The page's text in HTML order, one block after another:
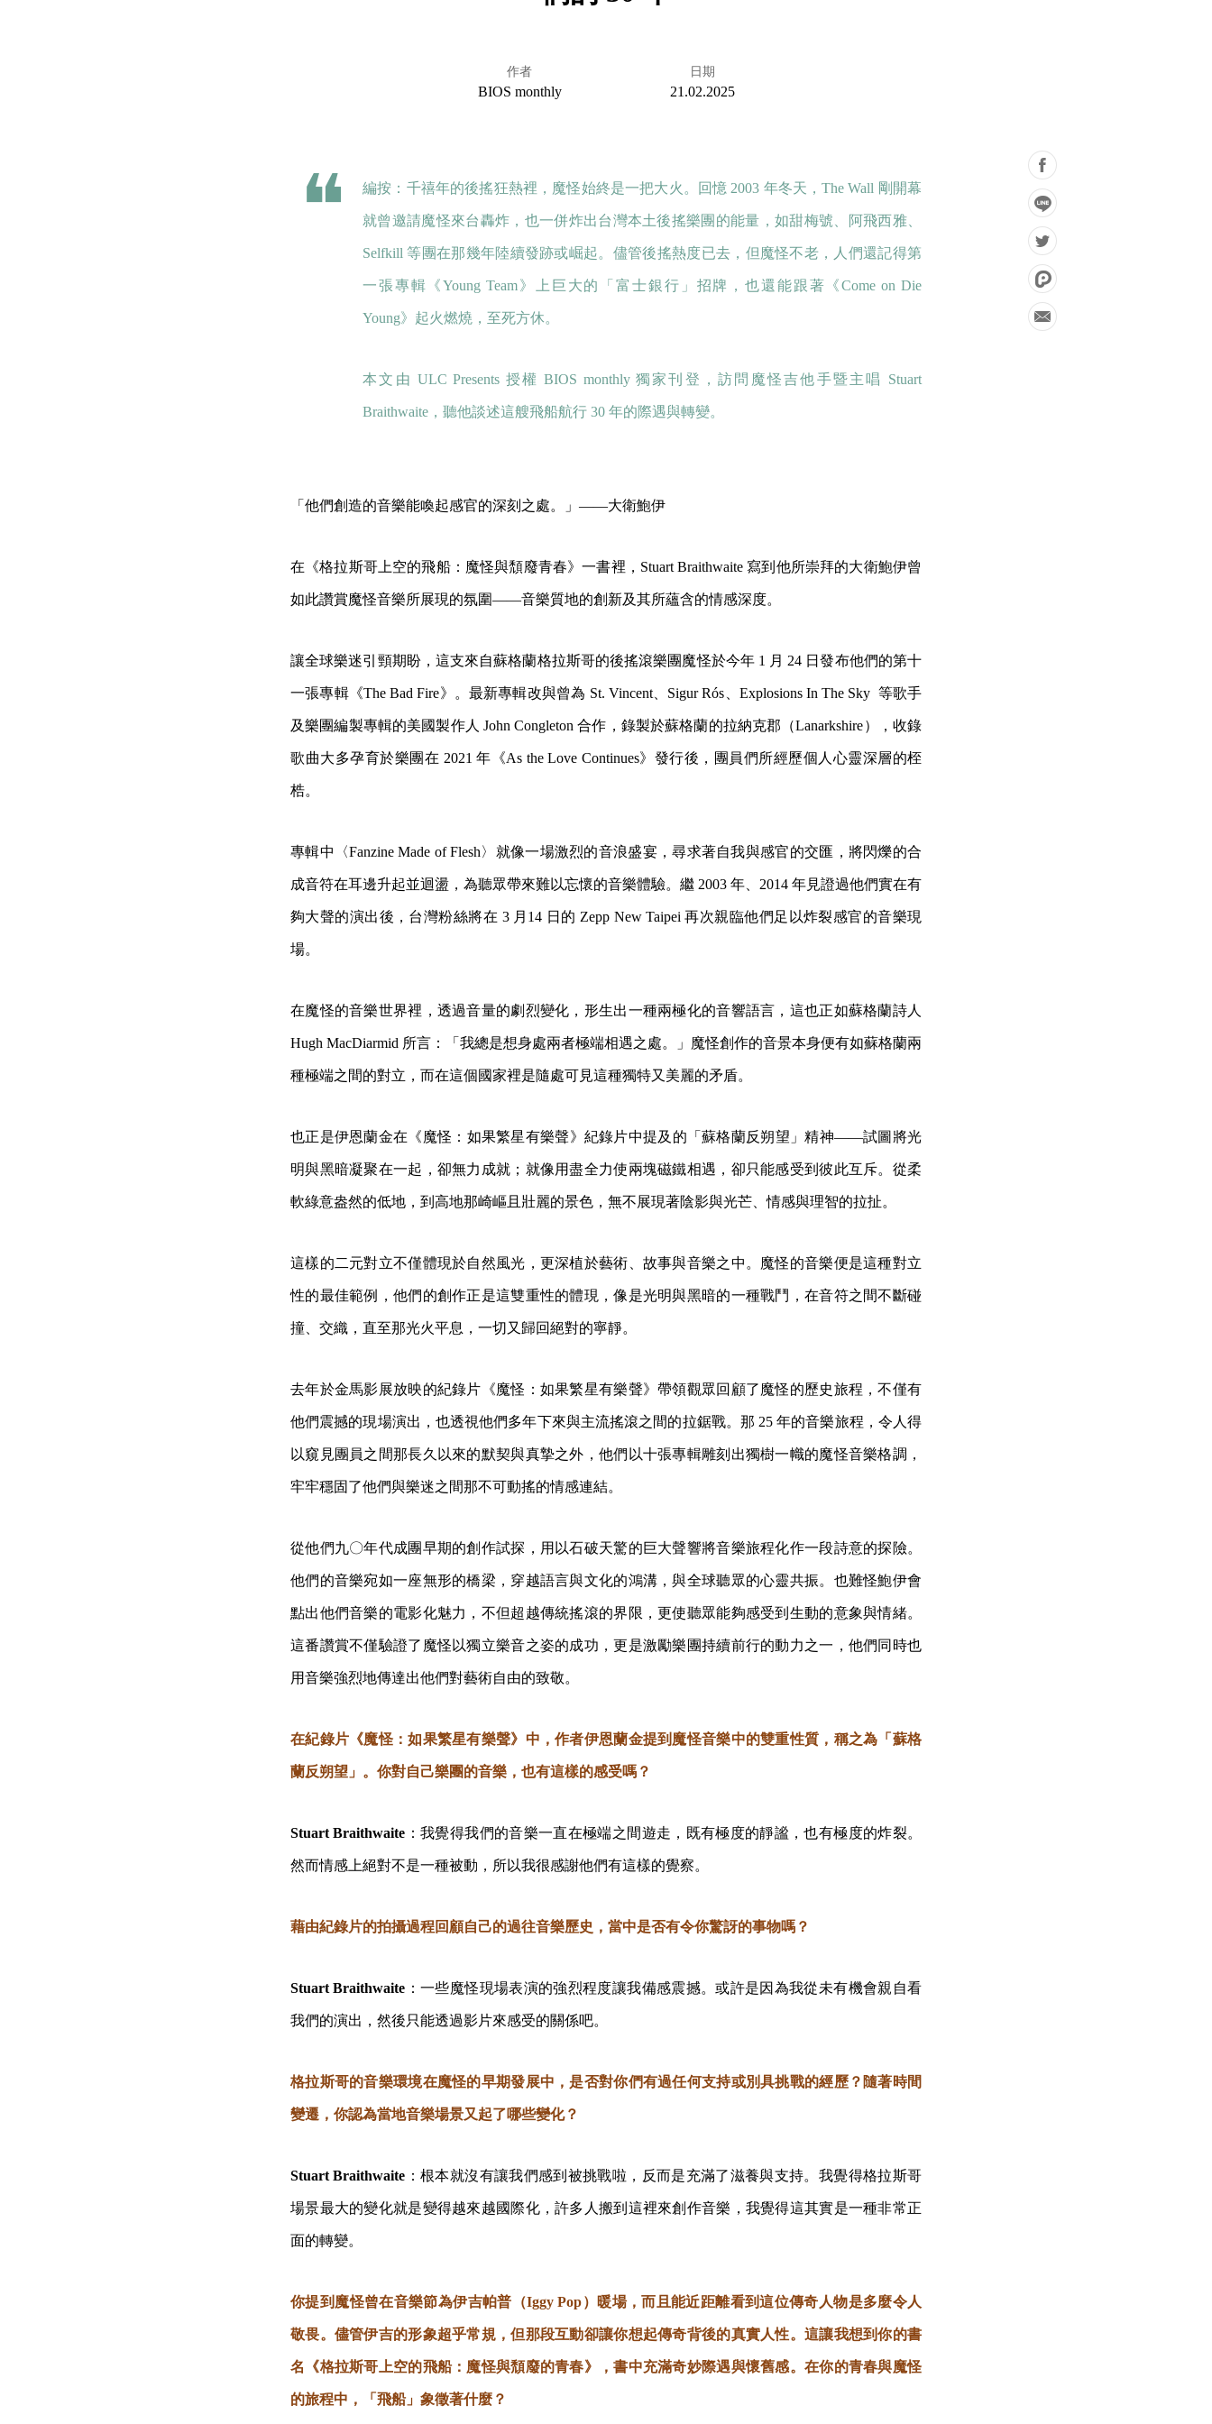
作者
BIOS monthly
日期
21.02.2025
編按：千禧年的後搖狂熱裡，魔怪始終是一把大火。回憶 2003 年冬天，The Wall 剛開幕
就曾邀請魔怪來台轟炸，也一併炸出台灣本土後搖樂團的能量，如甜梅號、阿飛西雅、
Selfkill 等團在那幾年陸續發跡或崛起。儘管後搖熱度已去，但魔怪不老，人們還記得第
一張專輯《Young Team》上巨大的「富士銀行」招牌，也還能跟著《Come on Die
Young》起火燃燒，至死方休。
本文由 ULC Presents 授權 BIOS monthly 獨家刊登，訪問魔怪吉他手暨主唱 Stuart
Braithwaite，聽他談述這艘飛船航行 30 年的際遇與轉變。
「他們創造的音樂能喚起感官的深刻之處。」——大衛鮑伊
在《格拉斯哥上空的飛船：魔怪與頹廢青春》一書裡，Stuart Braithwaite 寫到他所崇拜的大衛鮑伊曾
如此讚賞魔怪音樂所展現的氛圍——音樂質地的創新及其所蘊含的情感深度。
讓全球樂迷引頸期盼，這支來自蘇格蘭格拉斯哥的後搖滾樂團魔怪於今年 1 月 24 日發布他們的第十
一張專輯《The Bad Fire》。最新專輯改與曾為 St. Vincent、Sigur Rós、Explosions In The Sky 等歌手
及樂團編製專輯的美國製作人 John Congleton 合作，錄製於蘇格蘭的拉納克郡（Lanarkshire），收錄
歌曲大多孕育於樂團在 2021 年《As the Love Continues》發行後，團員們所經歷個人心靈深層的桎
梏。
專輯中〈Fanzine Made of Flesh〉就像一場激烈的音浪盛宴，尋求著自我與感官的交匯，將閃爍的合
成音符在耳邊升起並迴盪，為聽眾帶來難以忘懷的音樂體驗。繼 2003 年、2014 年見證過他們實在有
夠大聲的演出後，台灣粉絲將在 3 月14 日的 Zepp New Taipei 再次親臨他們足以炸裂感官的音樂現
場。
在魔怪的音樂世界裡，透過音量的劇烈變化，形生出一種兩極化的音響語言，這也正如蘇格蘭詩人
Hugh MacDiarmid 所言：「我總是想身處兩者極端相遇之處。」魔怪創作的音景本身便有如蘇格蘭兩
種極端之間的對立，而在這個國家裡是隨處可見這種獨特又美麗的矛盾。
也正是伊恩蘭金在《魔怪：如果繁星有樂聲》紀錄片中提及的「蘇格蘭反朔望」精神——試圖將光
明與黑暗凝聚在一起，卻無力成就；就像用盡全力使兩塊磁鐵相遇，卻只能感受到彼此互斥。從柔
軟綠意盎然的低地，到高地那崎嶇且壯麗的景色，無不展現著陰影與光芒、情感與理智的拉扯。
這樣的二元對立不僅體現於自然風光，更深植於藝術、故事與音樂之中。魔怪的音樂便是這種對立
性的最佳範例，他們的創作正是這雙重性的體現，像是光明與黑暗的一種戰鬥，在音符之間不斷碰
撞、交織，直至那光火平息，一切又歸回絕對的寧靜。
去年於金馬影展放映的紀錄片《魔怪：如果繁星有樂聲》帶領觀眾回顧了魔怪的歷史旅程，不僅有
他們震撼的現場演出，也透視他們多年下來與主流搖滾之間的拉鋸戰。那 25 年的音樂旅程，令人得
以窺見團員之間那長久以來的默契與真摯之外，他們以十張專輯雕刻出獨樹一幟的魔怪音樂格調，
牢牢穩固了他們與樂迷之間那不可動搖的情感連結。
從他們九〇年代成團早期的創作試探，用以石破天驚的巨大聲響將音樂旅程化作一段詩意的探險。
他們的音樂宛如一座無形的橋梁，穿越語言與文化的鴻溝，與全球聽眾的心靈共振。也難怪鮑伊會
點出他們音樂的電影化魅力，不但超越傳統搖滾的界限，更使聽眾能夠感受到生動的意象與情緒。
這番讚賞不僅驗證了魔怪以獨立樂音之姿的成功，更是激勵樂團持續前行的動力之一，他們同時也
用音樂強烈地傳達出他們對藝術自由的致敬。
在紀錄片《魔怪：如果繁星有樂聲》中，作者伊恩蘭金提到魔怪音樂中的雙重性質，稱之為「蘇格
蘭反朔望」。你對自己樂團的音樂，也有這樣的感受嗎？
Stuart Braithwaite ：我覺得我們的音樂一直在極端之間遊走，既有極度的靜謐，也有極度的炸裂。
然而情感上絕對不是一種被動，所以我很感謝他們有這樣的覺察。
藉由紀錄片的拍攝過程回顧自己的過往音樂歷史，當中是否有令你驚訝的事物嗎？
Stuart Braithwaite ：一些魔怪現場表演的強烈程度讓我備感震撼。或許是因為我從未有機會親自看
我們的演出，然後只能透過影片來感受的關係吧。
格拉斯哥的音樂環境在魔怪的早期發展中，是否對你們有過任何支持或別具挑戰的經歷？隨著時間
變遷，你認為當地音樂場景又起了哪些變化？
Stuart Braithwaite ：根本就沒有讓我們感到被挑戰啦，反而是充滿了滋養與支持。我覺得格拉斯哥
場景最大的變化就是變得越來越國際化，許多人搬到這裡來創作音樂，我覺得這其實是一種非常正
面的轉變。
你提到魔怪曾在音樂節為伊吉帕普（Iggy Pop）暖場，而且能近距離看到這位傳奇人物是多麼令人
敬畏。儘管伊吉的形象超乎常規，但那段互動卻讓你想起傳奇背後的真實人性。這讓我想到你的書
名《格拉斯哥上空的飛船：魔怪與頹廢的青春》，書中充滿奇妙際遇與懷舊感。在你的青春與魔怪
的旅程中，「飛船」象徵著什麼？